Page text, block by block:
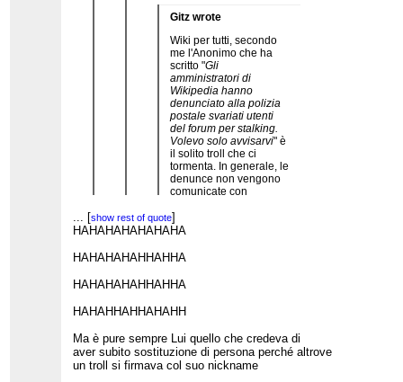
Quindi, caro
occhio a cosa scrivi e dove, perchè non sei tanto
anonimo. E' un consiglio per il tuo bene. ;-)
Gitz wrote
Wiki per tutti, secondo
me l'Anonimo che ha
scritto "Gli
amministratori di
Wikipedia hanno
denunciato alla polizia
postale svariati utenti
del forum per stalking.
Volevo solo avvisarvi" è
il solito troll che ci
tormenta. In generale, le
denunce non vengono
comunicate con
blog. "Gli
amministratori" non
diritto - ci sono le
Wikimedia Italia e la
WMF, e dubito che si
confrontino con
Anonimo prima di
legale. Insomma, penso
che siano solo cazzate
scritte per provocare
Lo letto nel pomeriggio e volevo
vedo che hai scritto esattamente quel
che volevo scrivere io:
1) "gli amministratori" non sono un
soggetto giuridico
...[show rest of quote
dove sono i messaggi precedenti?
niente? Opsssss.... Ne hai da imparare ancora...
[show rest of quote]
HAHAHAHAHAHAHA
HAHAHAHAHHAHHA
HAHAHAHAHHAHHA
HAHAHHAHHAHAHH
Ma è pure sempre Lui quello che credeva di
aver subito sostituzione di persona perché altrove
un troll si firmava col suo nickname